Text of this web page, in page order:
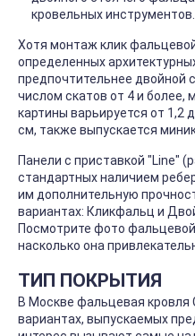
кровельных инструментов.
Хотя монтаж клик
определенных
предпочтительнее двойной
числом скатов от 4 и более,
картины варьируется от 1,2
см, также выпускается
Панели с приставкой "Line"
стандартных наличием
им дополнительную
вариантах: Кликфальц и
Посмотрите фото
насколько она
ТИП ПОКРЫТИЯ
В Москве фальцевая кровля
вариантах, выпускаемых